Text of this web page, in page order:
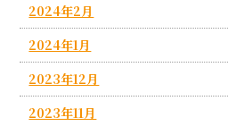
2024年2月
2024年1月
2023年12月
2023年11月